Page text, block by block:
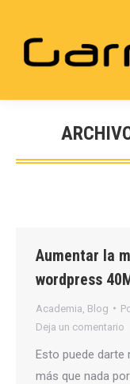
Aumentar la
wordpress
Academia Blog
Deja un comentario
Esto puede darte
más que nada